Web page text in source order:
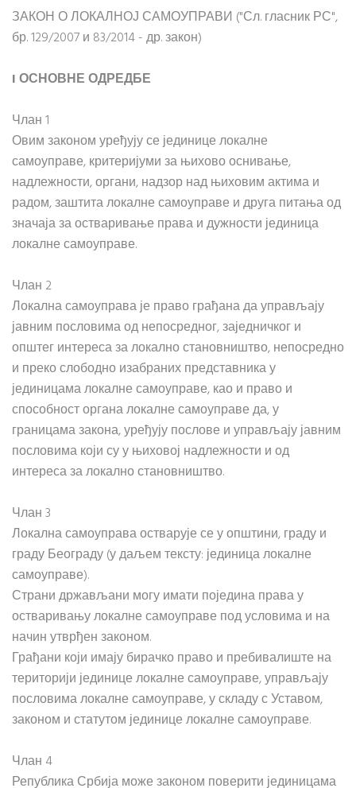
ЗАКОН О ЛОКАЛНОЈ САМОУПРАВИ ("Сл. гласник РС",
бр. 129/2007 и 83/2014 - др. закон)
I ОСНОВНЕ ОДРЕДБЕ
Члан 1
Овим законом уређују се јединице локалне
самоуправе, критеријуми за њихово оснивање,
надлежности, органи, надзор над њиховим актима и
радом, заштита локалне самоуправе и друга питања од
значаја за остваривање права и дужности јединица
локалне самоуправе.
Члан 2
Локална самоуправа је право грађана да управљају
јавним пословима од непосредног, заједничког и
општег интереса за локално становништво, непосредно
и преко слободно изабраних представника у
јединицама локалне самоуправе, као и право и
способност органа локалне самоуправе да, у
границама закона, уређују послове и управљају јавним
пословима који су у њиховој надлежности и од
интереса за локално становништво.
Члан 3
Локална самоуправа остварује се у општини, граду и
граду Београду (у даљем тексту: јединица локалне
самоуправе).
Страни држављани могу имати поједина права у
остваривању локалне самоуправе под условима и на
начин утврђен законом.
Грађани који имају бирачко право и пребивалиште на
територији јединице локалне самоуправе, управљају
пословима локалне самоуправе, у складу с Уставом,
законом и статутом јединице локалне самоуправе.
Члан 4
Република Србија може законом поверити јединицама